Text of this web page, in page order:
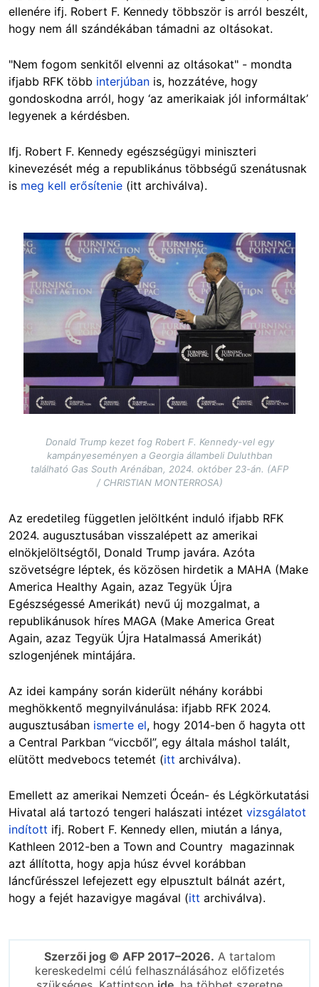
ellenére ifj. Robert F. Kennedy többször is arról beszélt,
hogy nem áll szándékában támadni az oltásokat.
"Nem fogom senkitől elvenni az oltásokat" - mondta
ifjabb RFK több interjúban is, hozzátéve, hogy
gondoskodna arról, hogy ‘az amerikaiak jól informáltak’
legyenek a kérdésben.
Ifj. Robert F. Kennedy egészségügyi miniszteri
kinevezését még a republikánus többségű szenátusnak
is meg kell erősítenie (itt archiválva).
Image
Donald Trump kezet fog Robert F. Kennedy-vel egy
kampányeseményen a Georgia állambeli Duluthban
található Gas South Arénában, 2024. október 23-án. (AFP
/ CHRISTIAN MONTERROSA)
Az eredetileg független jelöltként induló ifjabb RFK
2024. augusztusában visszalépett az amerikai
elnökjelöltségtől, Donald Trump javára. Azóta
szövetségre léptek, és közösen hirdetik a MAHA (Make
America Healthy Again, azaz Tegyük Újra
Egészségessé Amerikát) nevű új mozgalmat, a
republikánusok híres MAGA (Make America Great
Again, azaz Tegyük Újra Hatalmassá Amerikát)
szlogenjének mintájára.
Az idei kampány során kiderült néhány korábbi
meghökkentő megnyilvánulása: ifjabb RFK 2024.
augusztusában ismerte el, hogy 2014-ben ő hagyta ott
a Central Parkban “viccből”, egy általa máshol talált,
elütött medvebocs tetemét (itt archiválva).
Emellett az amerikai Nemzeti Óceán- és Légkörkutatási
Hivatal alá tartozó tengeri halászati intézet vizsgálatot
indított ifj. Robert F. Kennedy ellen, miután a lánya,
Kathleen 2012-ben a Town and Country magazinnak
azt állította, hogy apja húsz évvel korábban
láncfűrésszel lefejezett egy elpusztult bálnát azért,
hogy a fejét hazavigye magával (itt archiválva).
Szerzői jog © AFP 2017–2026. A tartalom
kereskedelmi célú felhasználásához előfizetés